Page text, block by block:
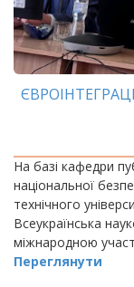
На базі кафедри
національної
технічного
Всеукраїнська
міжнародною
Переглянути